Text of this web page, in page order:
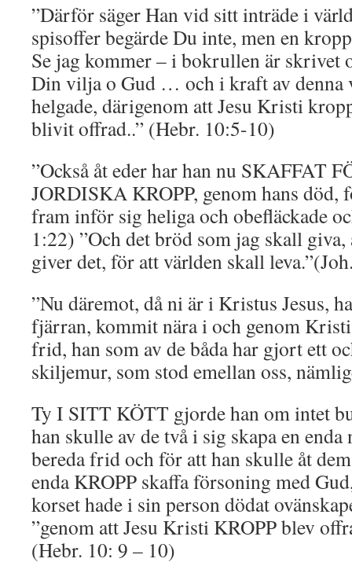
”Därför säger Han vid sitt inträde i
spisoffer begärde Du inte, men en
Se jag kommer – i bokrullen är skrivet
Din vilja o Gud … och i kraft av
helgade, därigenom att Jesu Kristi
blivit offrad..” (Hebr. 10:5-10)
”Också åt eder har han nu SKAFFAT
JORDISKA KROPP, genom hans död,
fram inför sig heliga och obefläckade
1:22) ”Och det bröd som jag skall
giver det, för att världen skall
”Nu däremot, då ni är i Kristus Jesus,
fjärran, kommit nära i och genom
frid, han som av de båda har gjort ett
skiljemur, som stod emellan oss,
Ty I SITT KÖTT gjorde han om intet
han skulle av de två i sig skapa en enda
bereda frid och för att han skulle åt
enda KROPP skaffa försoning med
korset hade i sin person dödat
”genom att Jesu Kristi KROPP blev
(Hebr. 10: 9 – 10)